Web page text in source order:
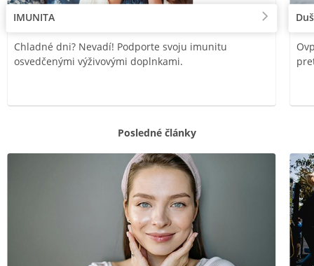
IMUNITA
Chladné dni? Nevadí! Podporte svoju imunitu
osvedčenými výživovými doplnkami.
Posledné články